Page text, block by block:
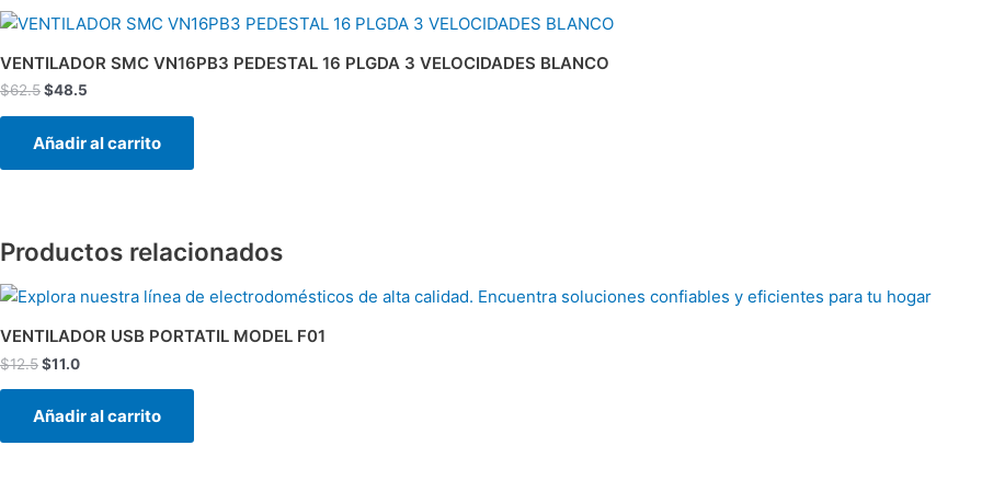
VENTILADOR SMC VN16PB3 PEDESTAL 16 PLGDA 3 VELOCIDADES BLANCO
$62.5
El
original
era:
$62.5.
$48.5
El
actual
es:
Añadir al carrito
Productos relacionados
VENTILADOR USB PORTATIL MODEL F01
$12.5
El
original
era:
$12.5.
$11.0
El
actual
es:
$11.0.
Añadir al carrito